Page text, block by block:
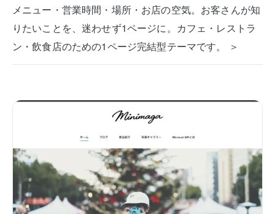
メニュー・営業時間・場所・お店の空気。お客さんが知
りたいことを、迷わせず1ページに。カフェ・レストラ
ン・飲食店のための1ページ完結型テーマです。 ＞